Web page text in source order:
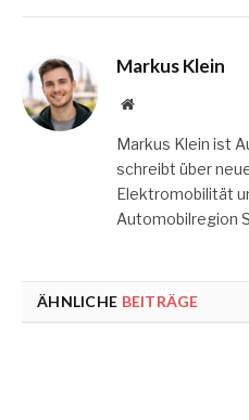
Markus Klein
Website
Markus Klein ist
schreibt über
Elektromobilität
Automobilregion
ÄHNLICHE BEITRÄGE